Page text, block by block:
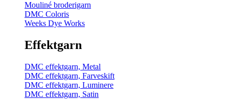
Mouliné broderigarn
DMC Coloris
Weeks Dye Works
Effektgarn
DMC effektgarn, Metal
DMC effektgarn, Farveskift
DMC effektgarn, Luminere
DMC effektgarn, Satin